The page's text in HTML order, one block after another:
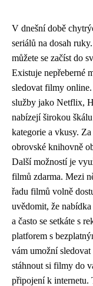
V dnešní době
seriálů na dosah
můžete se začíst do
Existuje nepřeberné
sledovat filmy
služby jako Netflix,
nabízejí širokou
kategorie a vkusy.
obrovské knihovně
Další možností je
filmů zdarma. Mezi
řadu filmů volně
uvědomit, že
a často se setkáte s
platforem s
vám umožní
stáhnout si filmy do
připojení k internetu.